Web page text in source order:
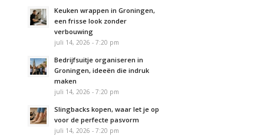
Keuken wrappen in Groningen,
een frisse look zonder
verbouwing
juli 14, 2026 - 7:20 pm
Bedrijfsuitje organiseren in
Groningen, ideeën die indruk
maken
juli 14, 2026 - 7:20 pm
Slingbacks kopen, waar let je op
voor de perfecte pasvorm
juli 14, 2026 - 7:20 pm